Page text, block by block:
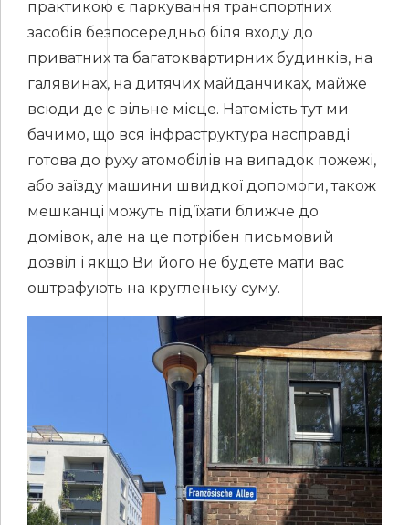
практикою є паркування транспортних
засобів безпосередньо біля входу до
приватних та багатоквартирних будинків, на
галявинах, на дитячих майданчиках, майже
всюди де є вільне місце. Натомість тут ми
бачимо, що вся інфраструктура насправді
готова до руху атомобілів на випадок пожежі,
або заїзду машини швидкої допомоги, також
мешканці можуть під’їхати ближче до
домівок, але на це потрібен письмовий
дозвіл і якщо Ви його не будете мати вас
оштрафують на кругленьку суму.